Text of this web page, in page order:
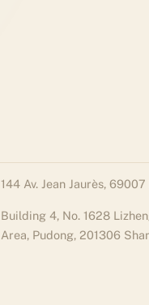
144 Av. Jean Jaurès,
Building 4, No. 1628
Area, Pudong, 201306